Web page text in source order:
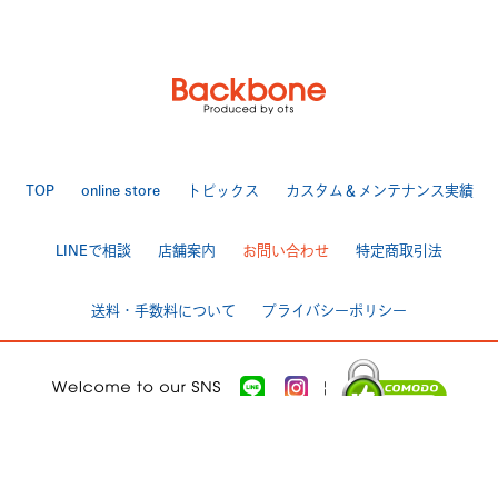
TOP online store トピックス カスタム＆メンテナンス実績
LINEで相談 店舗案内 お問い合わせ 特定商取引法
送料・手数料について プライバシーポリシー
|